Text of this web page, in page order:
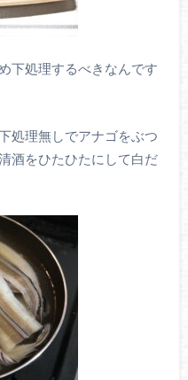
下処理するべきなんです
処理無しでアナゴをぶつ
酒をひたひたにして白だ